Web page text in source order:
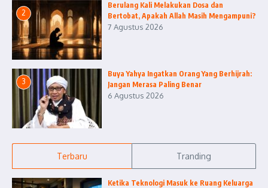
2
Berulang Kali Melakukan Dosa dan
Bertobat, Apakah Allah Masih Mengampuni?
7 Agustus 2026
3
Buya Yahya Ingatkan Orang Yang Berhijrah:
Jangan Merasa Paling Benar
6 Agustus 2026
Terbaru Tranding
Ketika Teknologi Masuk ke Ruang Keluarga